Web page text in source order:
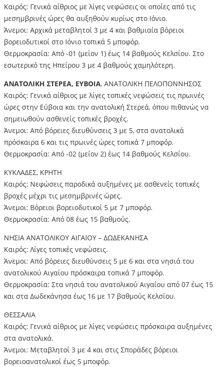
Καιρός: Γενικά αίθριος με λίγες νεφώσεις οι οποίες από τις
μεσημβρινές ώρες θα αυξηθούν κυρίως στο Ιόνιο.
Άνεμοι: Αρχικά μεταβλητοί 3 με 4 και βαθμιαία βόρειοι
βορειοδυτικοί στο Ιόνιο τοπικά 5 μποφόρ.
Θερμοκρασία: Από -01 (μείον 1) έως 14 βαθμούς Κελσίου. Στο
εσωτερικό της Ηπείρου 3 με 4 βαθμούς χαμηλότερη.
ΑΝΑΤΟΛΙΚΗ ΣΤΕΡΕΑ, ΕΥΒΟΙΑ, ΑΝΑΤΟΛΙΚΗ ΠΕΛΟΠΟΝΝΗΣΟΣ
Καιρός: Γενικά αίθριος με λίγες τοπικές νεφώσεις τις πρωινές
ώρες στην Εύβοια και την ανατολική Στερεά, όπου πιθανώς να
σημειωθούν ασθενείς τοπικές βροχές.
Άνεμοι: Από βόρειες διευθύνσεις 3 με 5, στα ανατολικά
πρόσκαιρα 6 και τις πρωινές ώρες τοπικά 7 μποφόρ.
Θερμοκρασία: Από -02 (μείον 2) έως 14 βαθμούς Κελσίου.
ΚΥΚΛΑΔΕΣ, ΚΡΗΤΗ
Καιρός: Νεφώσεις παροδικά αυξημένες με ασθενείς τοπικές
βροχές μέχρι τις μεσημβρινές ώρες.
Άνεμοι: Βόρειοι βορειοδυτικοί 5 με 7 μποφόρ.
Θερμοκρασία: Από 08 έως 15 βαθμούς.
ΝΗΣΙΑ ΑΝΑΤΟΛΙΚΟΥ ΑΙΓΑΙΟΥ – ΔΩΔΕΚΑΝΗΣΑ
Καιρός: Λίγες τοπικές νεφώσεις.
Άνεμοι: Από βόρειες διευθύνσεις 5 με 6 και στα νησιά του
ανατολικού Αιγαίου πρόσκαιρα τοπικά 7 μποφόρ.
Θερμοκρασία: Στα νησιά του ανατολικού Αιγαίου από 07 έως 15
και στα Δωδεκάνησα έως 16 με 17 βαθμούς Κελσίου.
ΘΕΣΣΑΛΙΑ
Καιρός: Γενικά αίθριος με λίγες νεφώσεις πρόσκαιρα αυξημένες
στα ανατολικά.
Άνεμοι: Μεταβλητοί 3 με 4 και στις Σποράδες βόρειοι
βορειοανατολικοί έως 5 μποφόρ.